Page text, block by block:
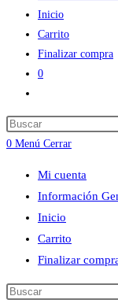
Inicio
Carrito
Finalizar compra
0
de
la
web
0 Menú Cerrar
Mi cuenta
Información
Inicio
Carrito
Finalizar
Buscar